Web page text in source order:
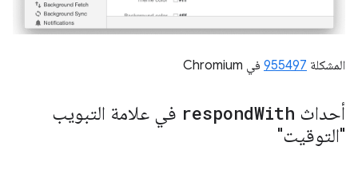
المشكلة 955497 في Chromium
أحداث respondWith
في علامة التبويب
"التوقيت"